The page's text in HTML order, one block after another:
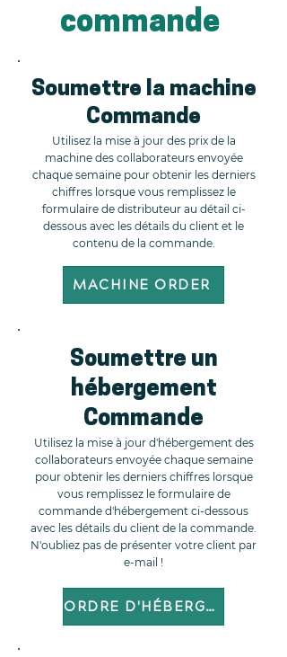
commande
Soumettre la machine
Commande
Utilisez la mise à jour des prix de la
machine des collaborateurs envoyée
chaque semaine pour obtenir les derniers
chiffres lorsque vous remplissez le
formulaire de distributeur au détail ci-
dessous avec les détails du client et le
contenu de la commande.
MACHINE ORDER
Soumettre un
hébergement
Commande
Utilisez la mise à jour d'hébergement des
collaborateurs envoyée chaque semaine
pour obtenir les derniers chiffres lorsque
vous remplissez le formulaire de
commande d'hébergement ci-dessous
avec les détails du client de la commande.
N'oubliez pas de présenter votre client par
e-mail !
ORDRE D'HÉBERGEMENT